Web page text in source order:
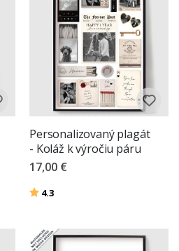
Personalizovaný plagát
- Koláž k výročiu páru
17,00 €
Hodnotenie:
4.3